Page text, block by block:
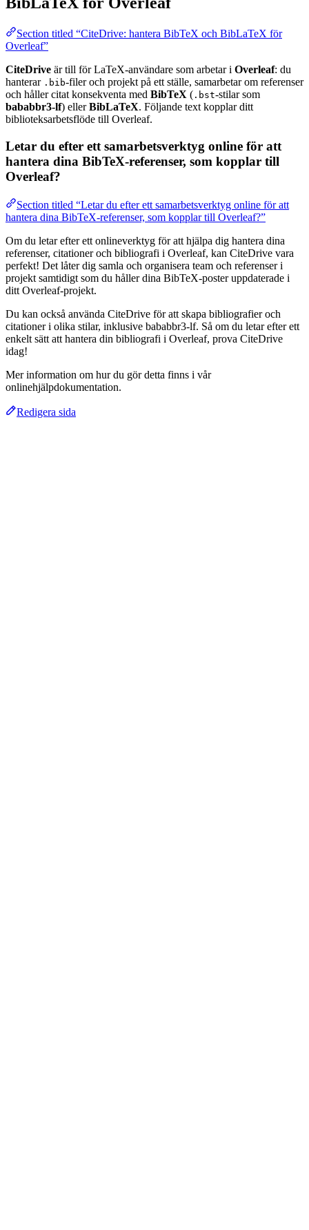
Section titled “CiteDrive: hantera BibTeX och BibLaTeX för
Overleaf”
CiteDrive är till för LaTeX-användare som arbetar i Overleaf: du
hanterar .bib-filer och projekt på ett ställe, samarbetar om referenser
och håller citat konsekventa med BibTeX ( .bst-stilar som
bababbr3-lf) ellerBibLaTeX. Följande text kopplar ditt
biblioteksarbetsflöde till Overleaf.
Letar du efter ett samarbetsverktyg online för att
hantera dina BibTeX-referenser, som kopplar till
Overleaf?
Section titled “Letar du efter ett samarbetsverktyg online för att
hantera dina BibTeX-referenser, som kopplar till Overleaf?”
Om du letar efter ett onlineverktyg för att hjälpa dig hantera dina
referenser, citationer och bibliografi i Overleaf, kan CiteDrive vara
perfekt! Det låter dig samla och organisera team och referenser i
projekt samtidigt som du håller dina BibTeX-poster uppdaterade i
ditt Overleaf-projekt.
Du kan också använda CiteDrive för att skapa bibliografier och
citationer i olika stilar, inklusive bababbr3-lf. Så om du letar efter ett
enkelt sätt att hantera din bibliografi i Overleaf, prova CiteDrive
idag!
Mer information om hur du gör detta finns i vår
onlinehjälpdokumentation.
Redigera sida